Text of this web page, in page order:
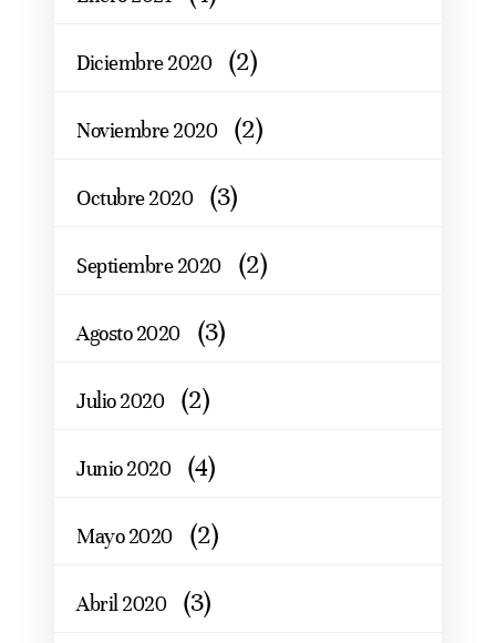
Diciembre 2020 (2)
Noviembre 2020 (2)
Octubre 2020 (3)
Septiembre 2020 (2)
Agosto 2020 (3)
Julio 2020 (2)
Junio 2020 (4)
Mayo 2020 (2)
Abril 2020 (3)